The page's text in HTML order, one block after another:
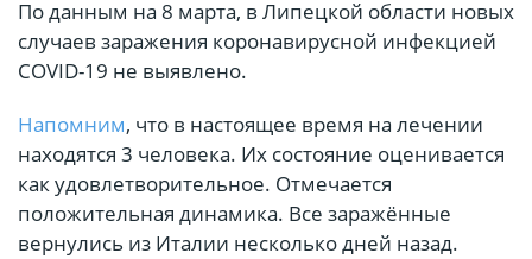
По данным на 8 марта, в Липецкой области новых
случаев заражения коронавирусной инфекцией
COVID-19 не выявлено.
Напомним, что в настоящее время на лечении
находятся 3 человека. Их состояние оценивается
как удовлетворительное. Отмечается
положительная динамика. Все заражённые
вернулись из Италии несколько дней назад.